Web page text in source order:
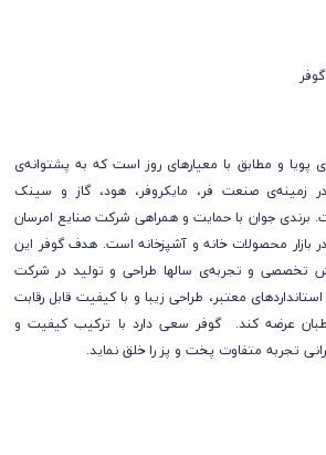
پویا و مطابق با معیار‌های روز است که به پشتوانه‌ی
زمینه‌ی صنعت فر، مایکروفر، هود، گاز و سینک
برندی جوان با حمایت و همراهی شرکت صنایع امرسان
بازار محصولات خانه و آشپزخانه است. هدف گوفر این
تخصصی و تجربه‌ی سالها طراحی و تولید در شرکت
معتبر، طراحی زیبا و با کیفیت قابل رقابت
عرضه کند.گوفر سعی دارد با ترکیب کیفیت و
تجربه متفاوت پخت و پز را خلق نماید.